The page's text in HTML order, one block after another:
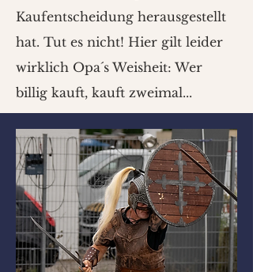
Kaufentscheidung herausgestellt
hat. Tut es nicht! Hier gilt leider
wirklich Opa´s Weisheit: Wer
billig kauft, kauft zweimal...